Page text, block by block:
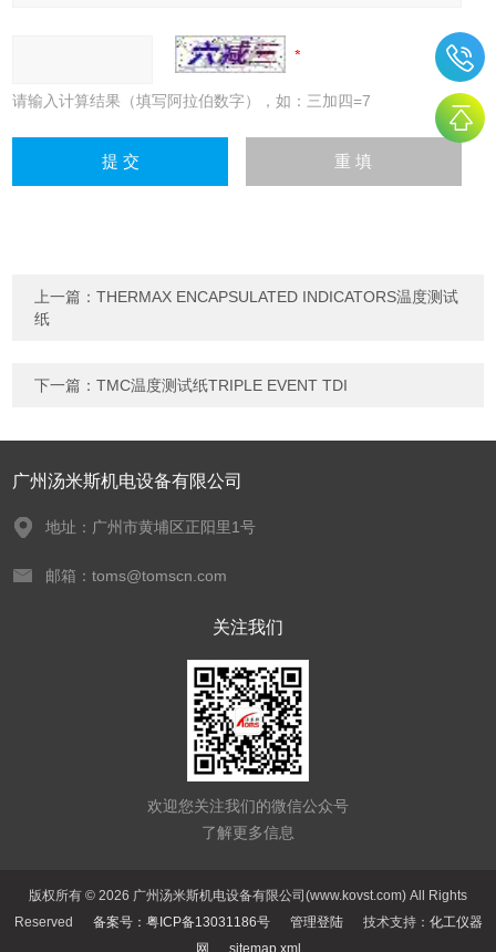
请输入计算结果（填写阿拉伯数字），如：三加四=7
上一篇：THERMAX ENCAPSULATED INDICATORS温度测试
纸
下一篇：TMC温度测试纸TRIPLE EVENT TDI
广州汤米斯机电设备有限公司
地址：广州市黄埔区正阳里1号
邮箱：toms@tomscn.com
关注我们
欢迎您关注我们的微信公众号
了解更多信息
版权所有 © 2026 广州汤米斯机电设备有限公司(www.kovst.com) All Rights
Reserved 备案号：粤ICP备13031186号 管理登陆技术支持： 化工仪器
网
sitemap.xml